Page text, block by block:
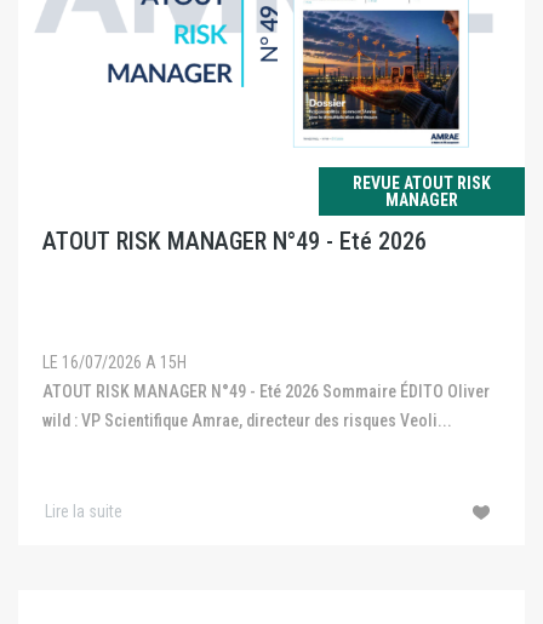
REVUE ATOUT RISK
MANAGER
ATOUT RISK MANAGER N°49 - Eté 2026
LE 16/07/2026 A 15H
ATOUT RISK MANAGER N°49 - Eté 2026 Sommaire ÉDITO Oliver
wild : VP Scientifique Amrae, directeur des risques Veoli...
Lire la suite